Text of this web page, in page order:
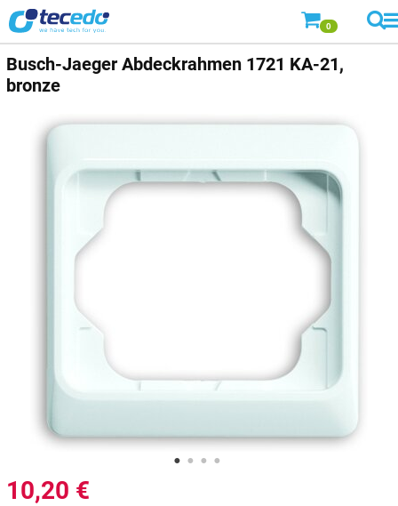
0
Busch-Jaeger Abdeckrahmen 1721 KA-21,
bronze
10,20 €